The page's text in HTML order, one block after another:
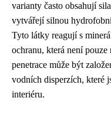
varianty často obsahují
vytvářejí silnou
Tyto látky reagují s
ochranu, která není
penetrace může být
vodních disperzích, které
interiéru.